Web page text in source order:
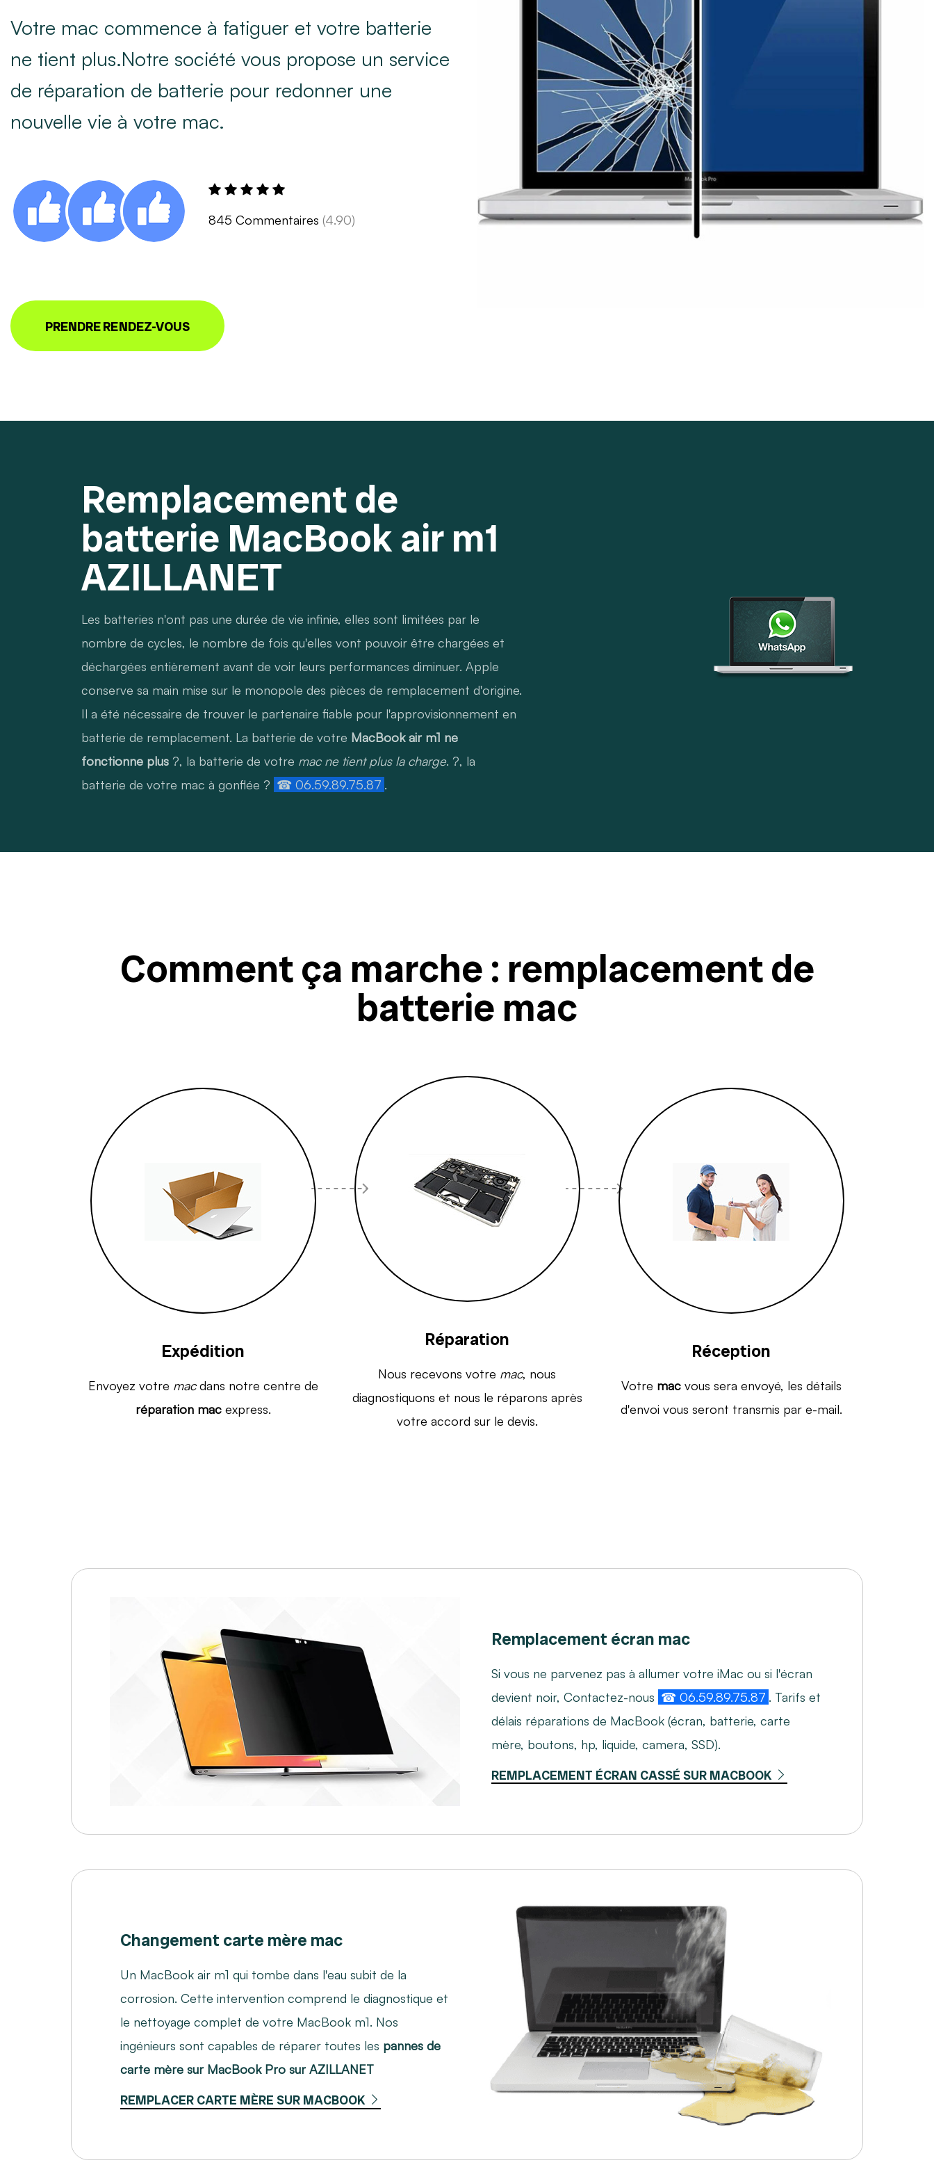
Votre mac commence à fatiguer et votre batterie
ne tient plus.Notre société vous propose un service
de réparation de batterie pour redonner une
nouvelle vie à votre mac.
845 Commentaires (4.90)
PRENDRE RENDEZ-VOUS
Remplacement de
batterie MacBook air m1
AZILLANET
Les batteries n'ont pas une durée de vie infinie, elles sont limitées par le
nombre de cycles, le nombre de fois qu'elles vont pouvoir être chargées et
déchargées entièrement avant de voir leurs performances diminuer. Apple
conserve sa main mise sur le monopole des pièces de remplacement d'origine.
Il a été nécessaire de trouver le partenaire fiable pour l'approvisionnement en
batterie de remplacement. La batterie de votre MacBook air m1 ne
fonctionne plus ?, la batterie de votre mac ne tient plus la charge. ?, la
batterie de votre mac à gonflée ? ☎ 06.59.89.75.87 .
Comment ça marche : remplacement de
batterie mac
Expédition
Envoyez votre macdans notre centre de
réparation macexpress.
Réparation
Nous recevons votre mac, nous
diagnostiquons et nous le réparons après
votre accord sur le devis.
Réception
Votre macvous sera envoyé, les détails
d'envoi vous seront transmis par e-mail.
Remplacement écran mac
Si vous ne parvenez pas à allumer votre iMac ou si l'écran
devient noir, Contactez-nous ☎ 06.59.89.75.87 . Tarifs et
délais réparations de MacBook (écran, batterie, carte
mère, boutons, hp, liquide, camera, SSD).
REMPLACEMENT ÉCRAN CASSÉ SUR MACBOOK
Changement carte mère mac
Un MacBook air m1 qui tombe dans l'eau subit de la
corrosion. Cette intervention comprend le diagnostique et
le nettoyage complet de votre MacBook m1. Nos
ingénieurs sont capables de réparer toutes les pannes de
carte mère sur MacBook Pro sur AZILLANET
REMPLACER CARTE MÈRE SUR MACBOOK